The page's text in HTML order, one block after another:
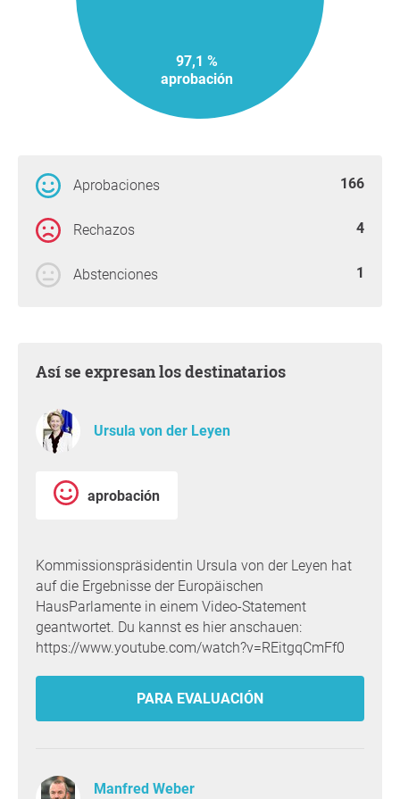
97,1 %
aprobación
Aprobaciones 166
Rechazos 4
Abstenciones 1
Así se expresan los destinatarios
Ursula von der Leyen
aprobación
Kommissionspräsidentin Ursula von der Leyen hat
auf die Ergebnisse der Europäischen
HausParlamente in einem Video-Statement
geantwortet. Du kannst es hier anschauen:
https://www.youtube.com/watch?v=REitgqCmFf0
PARA EVALUACIÓN
Manfred Weber